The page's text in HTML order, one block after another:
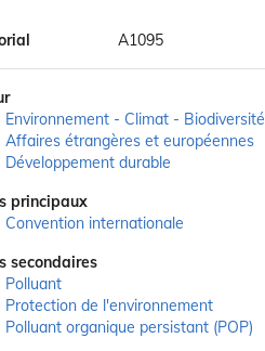
A1095
Environnement - Climat - Biodiversité
Affaires étrangères et européennes
Développement durable
principaux
Convention internationale
secondaires
Polluant
Protection de l'environnement
Polluant organique persistant (POP)